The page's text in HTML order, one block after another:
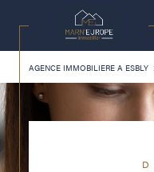
AGENCE IMMOBILIERE A ESBLY